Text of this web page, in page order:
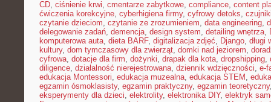
CD, ciśnienie krwi, cmentarze zabytkowe, compliance, content
ćwiczenia korekcyjne, cyberhigiena firmy, cyfrowy detoks,
czytanie dzieciom, czytanie ze zrozumieniem, data engineering,
delegowanie zadań, demencja, design system, detailing wnętrza,
komputerowa auta, dieta BARF, digitalizacja zdjęć, Django, długi
kultury, dom tymczasowy dla zwierząt, domki nad jeziorem,
cyfrowa, dotacje dla firm, dożynki, drapak dla kota, dropshipping,
diligence, działalność nierejestrowana, dziennik wdzięczności, e-
edukacja Montessori, edukacja muzealna, edukacja STEM ,
egzamin ósmoklasisty, egzamin praktyczny, egzamin teoretyczny
eksperymenty dla dzieci, elektrolity, elektronika DIY, elektryk